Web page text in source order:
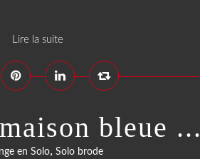
Lire la suite
bleue ...
en Solo, Solo brode